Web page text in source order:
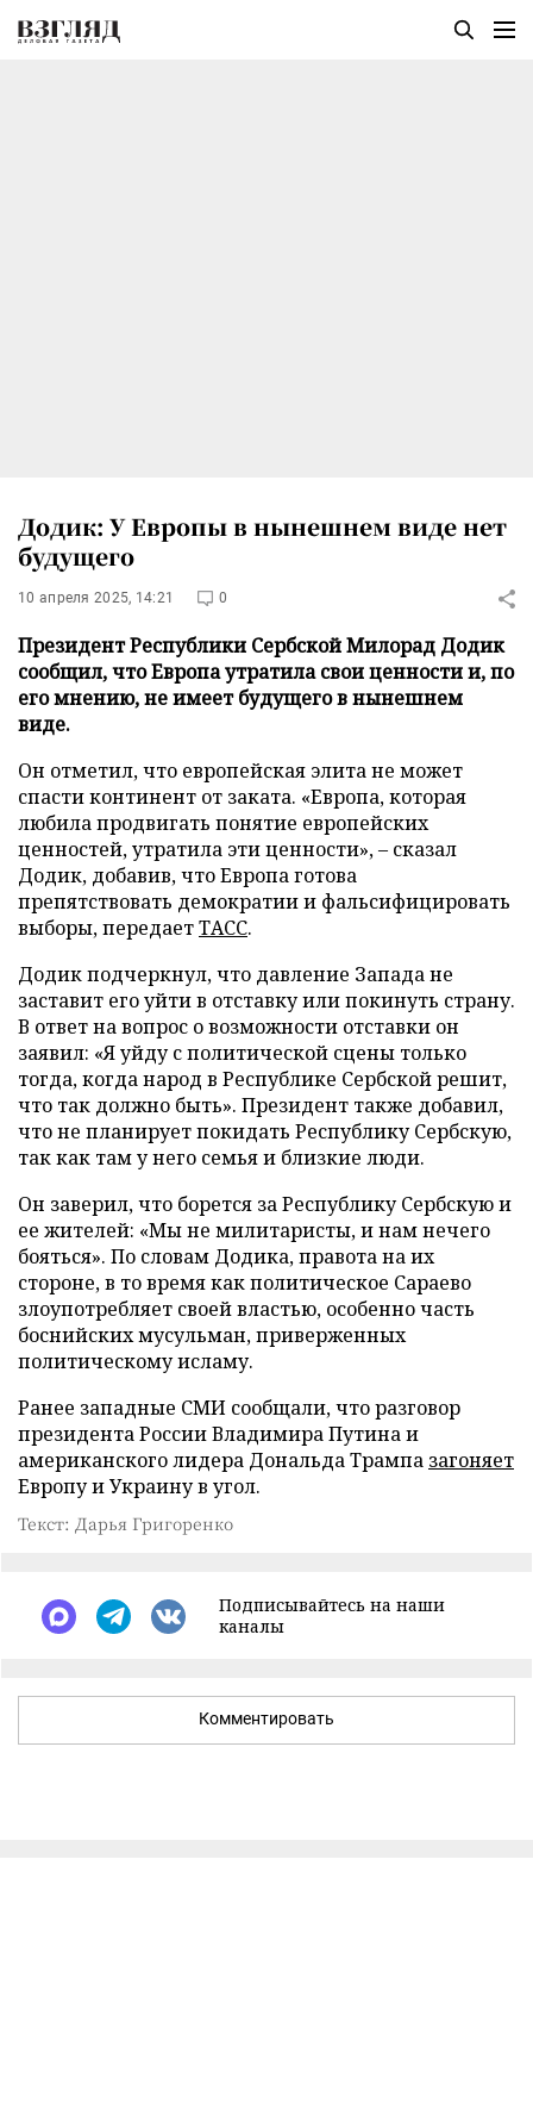
Додик: У Европы в нынешнем виде нет
будущего
10 апреля 2025, 14:21 0
Президент Республики Сербской Милорад Додик
сообщил, что Европа утратила свои ценности и, по
его мнению, не имеет будущего в нынешнем
виде.
Он отметил, что европейская элита не может
спасти континент от заката. «Европа, которая
любила продвигать понятие европейских
ценностей, утратила эти ценности», – сказал
Додик, добавив, что Европа готова
препятствовать демократии и фальсифицировать
выборы, передаетТАСС.
Додик подчеркнул, что давление Запада не
заставит его уйти в отставку или покинуть страну.
В ответ на вопрос о возможности отставки он
заявил: «Я уйду с политической сцены только
тогда, когда народ в Республике Сербской решит,
что так должно быть». Президент также добавил,
что не планирует покидать Республику Сербскую,
так как там у него семья и близкие люди.
Он заверил, что борется за Республику Сербскую и
ее жителей: «Мы не милитаристы, и нам нечего
бояться». По словам Додика, правота на их
стороне, в то время как политическое Сараево
злоупотребляет своей властью, особенно часть
боснийских мусульман, приверженных
политическому исламу.
Ранее западные СМИ сообщали, что разговор
президента России Владимира Путина и
американского лидера Дональда Трампа загоняет
Европу и Украину в угол.
Текст: Дарья Григоренко
Подписывайтесь на наши
каналы
Комментировать